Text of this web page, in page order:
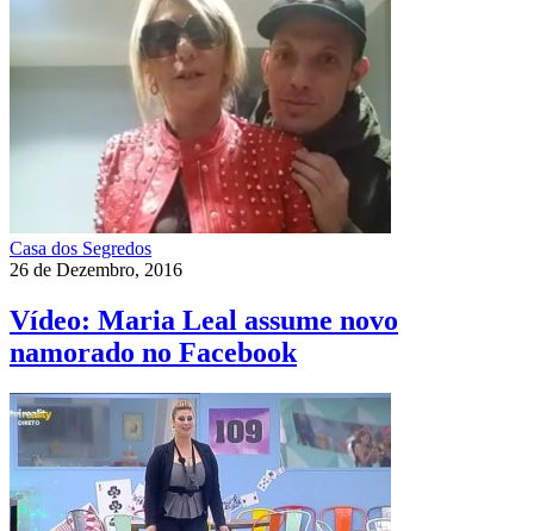
Casa dos Segredos
26 de Dezembro, 2016
Vídeo: Maria Leal assume novo
namorado no Facebook